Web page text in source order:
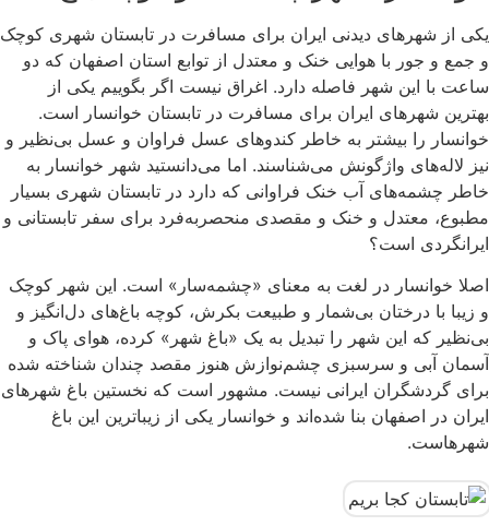
یکی از شهرهای دیدنی ایران برای مسافرت در تابستان شهری کوچک
و جمع و جور با هوایی خنک و معتدل از توابع استان اصفهان که دو
ساعت با این شهر فاصله دارد. اغراق نیست اگر بگوییم یکی از
بهترین شهرهای ایران برای مسافرت در تابستان خوانسار است.
خوانسار را بیشتر به خاطر کندوهای عسل فراوان و عسل بی‌نظیر و
نیز لاله‌های واژگونش می‌شناسند. اما می‌دانستید شهر خوانسار به
خاطر چشمه‌های آب خنک فراوانی که دارد در تابستان شهری بسیار
مطبوع، معتدل و خنک و مقصدی منحصر‌به‌فرد برای سفر تابستانی و
ایرانگردی است؟
اصلا خوانسار در لغت به معنای «چشمه‌سار» است. این شهر کوچک
و زیبا با درختان بی‌شمار و طبیعت بکرش، کوچه باغ‌های دل‌انگیز و
بی‌نظیر که این شهر را تبدیل به یک «باغ شهر» کرده، هوای پاک و
آسمان آبی و سرسبزی چشم‌نوازش هنوز مقصد چندان شناخته شده
برای گردشگران ایرانی نیست. مشهور است که نخستین باغ شهرهای
ایران در اصفهان بنا شده‌اند و خوانسار یکی از زیباترین این باغ
شهرهاست.